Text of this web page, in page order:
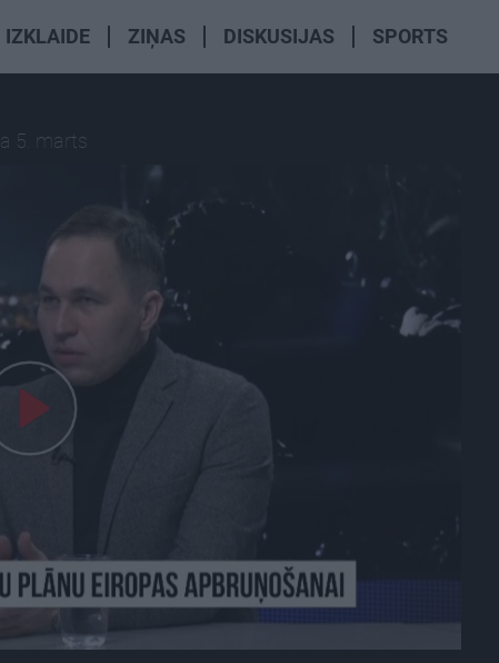
IZKLAIDE ZIŅAS DISKUSIJAS SPORTS
5. marts